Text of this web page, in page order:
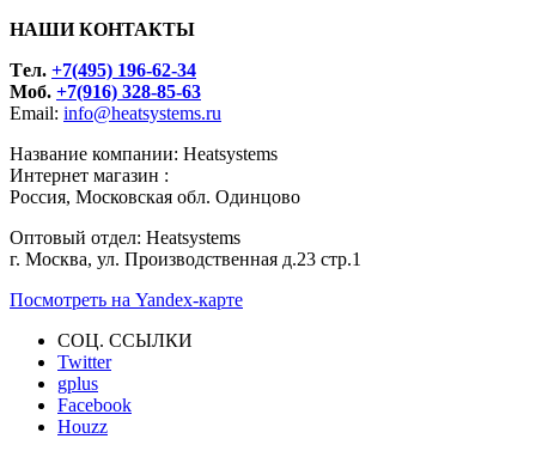
НАШИ КОНТАКТЫ
Tел. +7(495) 196-62-34
Моб. +7(916) 328-85-63
Email: info@heatsystems.ru
Название компании: Heatsystems
Интернет магазин :
Россия, Московская обл. Одинцово
Оптовый отдел: Heatsystems
г. Москва, ул. Производственная д.23 стр.1
Посмотреть на Yandex-карте
СОЦ. ССЫЛКИ
Twitter
gplus
Facebook
Houzz